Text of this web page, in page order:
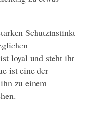
Schutzinstinkt
loyal und steht ihr
ist eine der
zu einem